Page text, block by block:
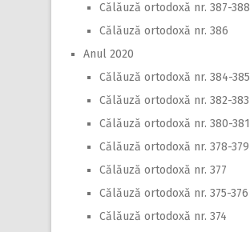
Călăuză ortodoxă nr. 387-388
Călăuză ortodoxă nr. 386
Anul 2020
Călăuză ortodoxă nr. 384-385
Călăuză ortodoxă nr. 382-383
Călăuză ortodoxă nr. 380-381
Călăuză ortodoxă nr. 378-379
Călăuză ortodoxă nr. 377
Călăuză ortodoxă nr. 375-376
Călăuză ortodoxă nr. 374